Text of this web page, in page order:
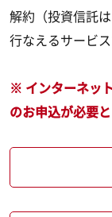
解約（投資信託
行なえるサービス
※ インターネッ
のお申込が必要と